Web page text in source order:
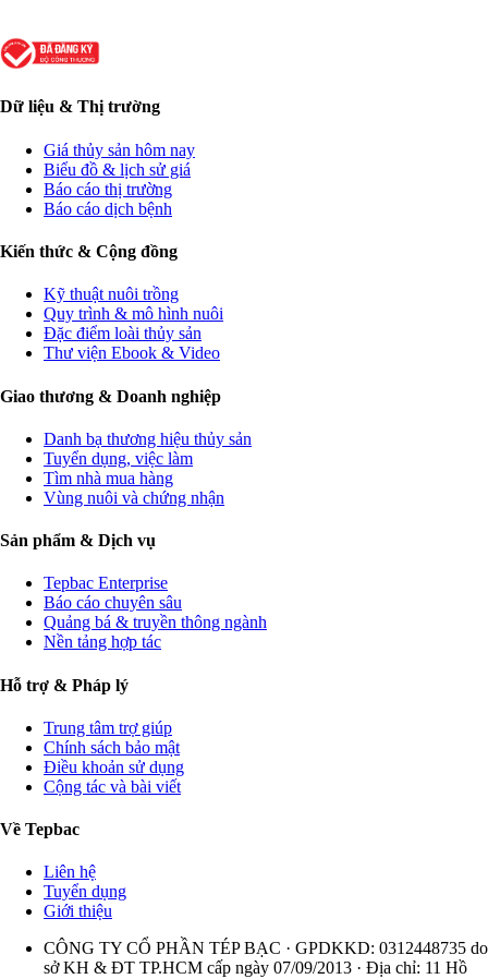
Dữ liệu & Thị trường
Giá thủy sản hôm nay
Biểu đồ & lịch sử giá
Báo cáo thị trường
Báo cáo dịch bệnh
Kiến thức & Cộng đồng
Kỹ thuật nuôi trồng
Quy trình & mô hình nuôi
Đặc điểm loài thủy sản
Thư viện Ebook & Video
Giao thương & Doanh nghiệp
Danh bạ thương hiệu thủy sản
Tuyển dụng, việc làm
Tìm nhà mua hàng
Vùng nuôi và chứng nhận
Sản phẩm & Dịch vụ
Tepbac Enterprise
Báo cáo chuyên sâu
Quảng bá & truyền thông ngành
Nền tảng hợp tác
Hỗ trợ & Pháp lý
Trung tâm trợ giúp
Chính sách bảo mật
Điều khoản sử dụng
Cộng tác và bài viết
Về Tepbac
Liên hệ
Tuyển dụng
Giới thiệu
CÔNG TY CỔ PHẦN TÉP BẠC · GPDKKD: 0312448735 do
sở KH & ĐT TP.HCM cấp ngày 07/09/2013 · Địa chỉ: 11 Hồ